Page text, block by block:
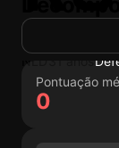
NLD
Pontuação
0